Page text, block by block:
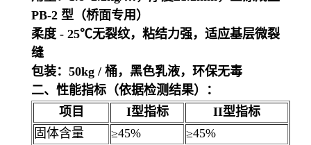
PB-2 型（桥面专用）
柔度 - 25℃无裂纹，粘结力强，适应基层微裂
缝
包装：50kg / 桶，黑色乳液，环保无毒
二、性能指标（依据检测结果）：
项目
I型指标
II型指标
固体含量
≥45%
≥45%